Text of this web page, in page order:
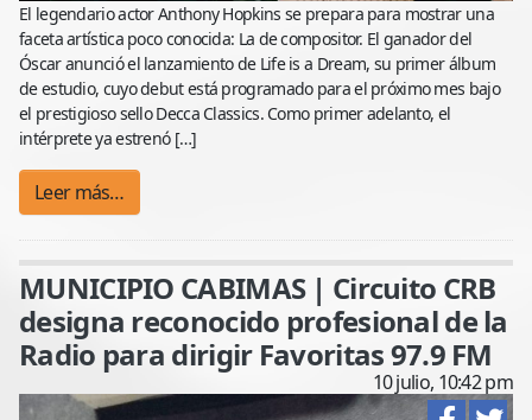
El legendario actor Anthony Hopkins se prepara para mostrar una
faceta artística poco conocida: La de compositor. El ganador del
Óscar anunció el lanzamiento de Life is a Dream, su primer álbum
de estudio, cuyo debut está programado para el próximo mes bajo
el prestigioso sello Decca Classics. Como primer adelanto, el
intérprete ya estrenó […]
Leer más…
MUNICIPIO CABIMAS | Circuito CRB
designa reconocido profesional de la
Radio para dirigir Favoritas 97.9 FM
10 julio, 10:42 pm